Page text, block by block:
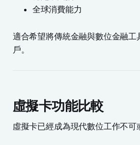
全球消費能力
適合希望將傳統金融與數位金融工
戶。
虛擬卡功能比較
虛擬卡已經成為現代數位工作不可